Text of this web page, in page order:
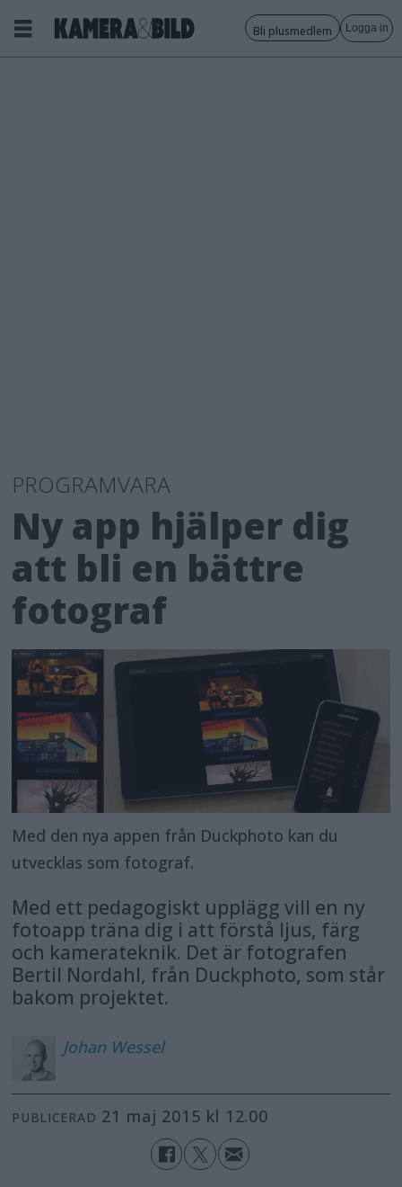
Bli plusmedlem Logga in
PROGRAMVARA
Ny app hjälper dig
att bli en bättre
fotograf
Med den nya appen från Duckphoto kan du
utvecklas som fotograf.
Med ett pedagogiskt upplägg vill en ny
fotoapp träna dig i att förstå ljus, färg
och kamerateknik. Det är fotografen
Bertil Nordahl, från Duckphoto, som står
bakom projektet.
Johan Wessel
PUBLICERAD 21 maj 2015 kl 12.00